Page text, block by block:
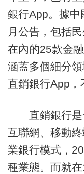
銀行App。據
月公告，包括
在內的25款金
涵蓋多個細分
直銷銀行App，
直銷銀行是
互聯網、移動
業銀行模式，
種業態。而就